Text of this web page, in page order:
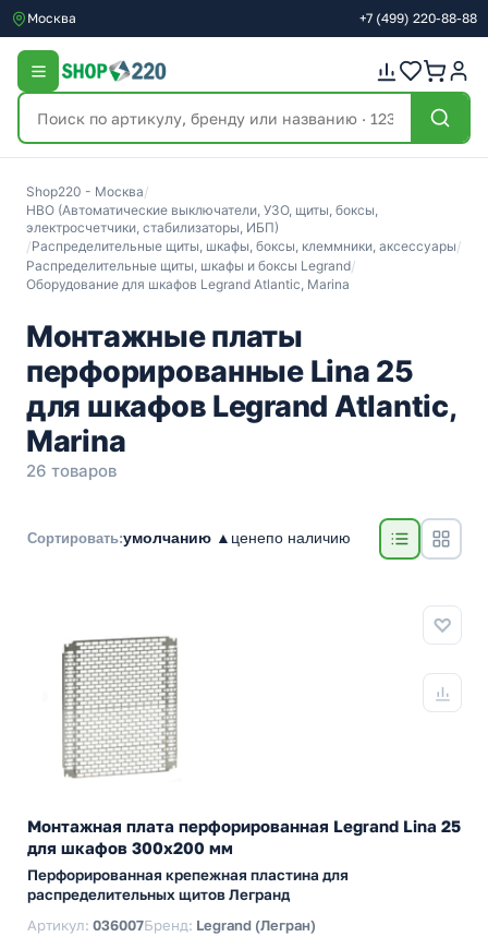
Москва +7 (499) 220-88-88
Shop220 - Москва/
НВО (Автоматические выключатели, УЗО, щиты, боксы,
электросчетчики, стабилизаторы, ИБП)
/Распределительные щиты, шкафы, боксы, клеммники, аксессуары/
Распределительные щиты, шкафы и боксы Legrand/
Оборудование для шкафов Legrand Atlantic, Marina
Монтажные платы
перфорированные Lina 25
для шкафов Legrand Atlantic,
Marina
26 товаров
Сортировать:умолчанию ▲ ценепо наличию
Монтажная плата перфорированная Legrand Lina 25
для шкафов 300х200 мм
Перфорированная крепежная пластина для
распределительных щитов Легранд
Артикул: 036007Бренд: Legrand (Легран)